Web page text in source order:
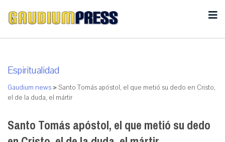
Espiritualidad
Gaudium news >Santo Tomás apóstol, el que metió su dedo en Cristo,
el de la duda, el mártir
Santo Tomás apóstol, el que metió su dedo